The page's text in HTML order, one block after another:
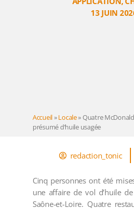
13 JUIN
Accueil»Locale» Quatre
présumé d’huile usagée
redaction_tonic
Cinq personnes ont été
une affaire de vol d’huile
Saône-et-Loire. Quatre